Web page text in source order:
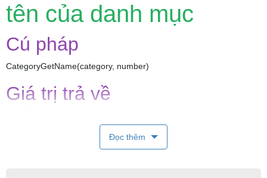
tên của danh mục
Cú pháp
CategoryGetName(category, number)
Giá trị trả về
Chức năng Đọc thêm